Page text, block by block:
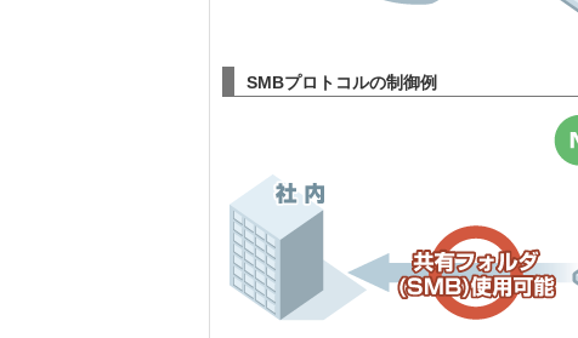
SMBプロトコルの制御例